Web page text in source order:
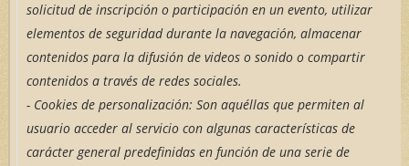
solicitud de inscripción o participación en un evento, utilizar
elementos de seguridad durante la navegación, almacenar
contenidos para la difusión de videos o sonido o compartir
contenidos a través de redes sociales.
- Cookies de personalización: Son aquéllas que permiten al
usuario acceder al servicio con algunas características de
carácter general predefinidas en función de una serie de